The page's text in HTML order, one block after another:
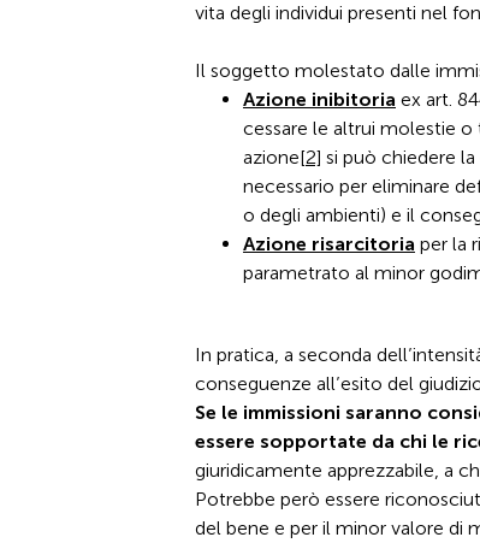
vita degli individui presenti nel
Il soggetto molestato dalle
Azione inibitoria ex art.
cessare le altrui molestie
azione[2] si può chiedere
necessario per eliminare
o degli ambienti) e il
Azione risarcitoria per la
parametrato al minor
In pratica, a seconda
conseguenze all’esito del
Se le immissioni saranno
essere sopportate da chi le
giuridicamente apprezzabile, a
Potrebbe però essere
del bene e per il minor valore di